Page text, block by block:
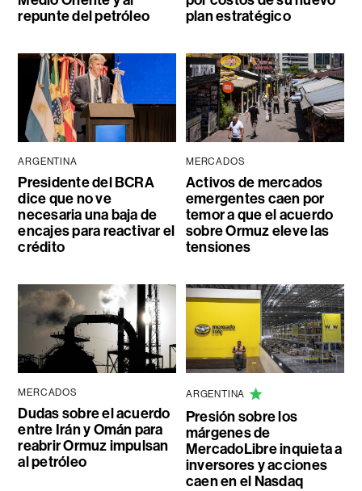
repunte del petróleo
plan estratégico
ARGENTINA
Presidente del BCRA
dice que no ve
necesaria una baja de
encajes para reactivar el
crédito
MERCADOS
Activos de mercados
emergentes caen por
temor a que el acuerdo
sobre Ormuz eleve las
tensiones
MERCADOS
Dudas sobre el acuerdo
entre Irán y Omán para
reabrir Ormuz impulsan
al petróleo
ARGENTINA
Presión sobre los
márgenes de
MercadoLibre inquieta a
inversores y acciones
caen en el Nasdaq